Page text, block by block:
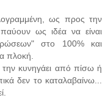
ως προς την
ως ιδέα να είναι
στο 100% και
πλοκή.
κυνηγάει από πίσω ή
δεν το καταλαβαίνω...